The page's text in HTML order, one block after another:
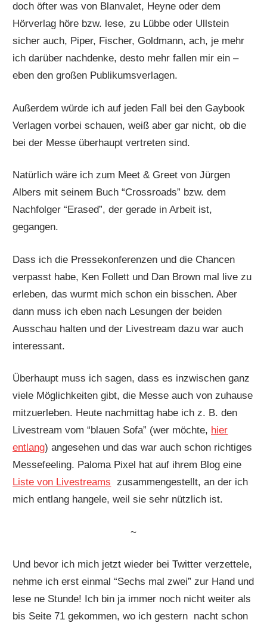
doch öfter was von Blanvalet, Heyne oder dem
Hörverlag höre bzw. lese, zu Lübbe oder Ullstein
sicher auch, Piper, Fischer, Goldmann, ach, je mehr
ich darüber nachdenke, desto mehr fallen mir ein –
eben den großen Publikumsverlagen.
Außerdem würde ich auf jeden Fall bei den Gaybook
Verlagen vorbei schauen, weiß aber gar nicht, ob die
bei der Messe überhaupt vertreten sind.
Natürlich wäre ich zum Meet & Greet von Jürgen
Albers mit seinem Buch “Crossroads” bzw. dem
Nachfolger “Erased”, der gerade in Arbeit ist,
gegangen.
Dass ich die Pressekonferenzen und die Chancen
verpasst habe, Ken Follett und Dan Brown mal live zu
erleben, das wurmt mich schon ein bisschen. Aber
dann muss ich eben nach Lesungen der beiden
Ausschau halten und der Livestream dazu war auch
interessant.
Überhaupt muss ich sagen, dass es inzwischen ganz
viele Möglichkeiten gibt, die Messe auch von zuhause
mitzuerleben. Heute nachmittag habe ich z. B. den
Livestream vom “blauen Sofa” (wer möchte, hier
entlang) angesehen und das war auch schon richtiges
Messefeeling. Paloma Pixel hat auf ihrem Blog eine
Liste von Livestreams zusammengestellt, an der ich
mich entlang hangele, weil sie sehr nützlich ist.
~
Und bevor ich mich jetzt wieder bei Twitter verzettele,
nehme ich erst einmal “Sechs mal zwei” zur Hand und
lese ne Stunde! Ich bin ja immer noch nicht weiter als
bis Seite 71 gekommen, wo ich gestern nacht schon